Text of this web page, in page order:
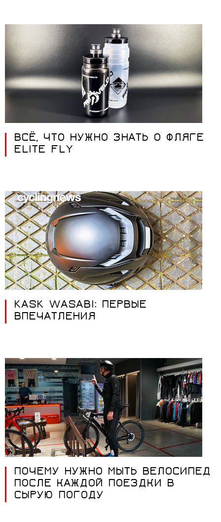
ВСЁ, ЧТО НУЖНО ЗНАТЬ О ФЛЯГЕ
ELITE FLY
KASK WASABI: ПЕРВЫЕ
ВПЕЧАТЛЕНИЯ
ПОЧЕМУ НУЖНО МЫТЬ ВЕЛОСИПЕД
ПОСЛЕ КАЖДОЙ ПОЕЗДКИ В
СЫРУЮ ПОГОДУ